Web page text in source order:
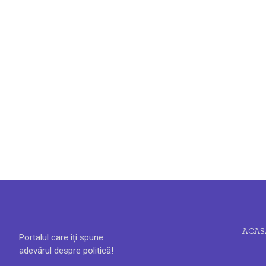
Portalul care îți spune
adevărul despre politică!